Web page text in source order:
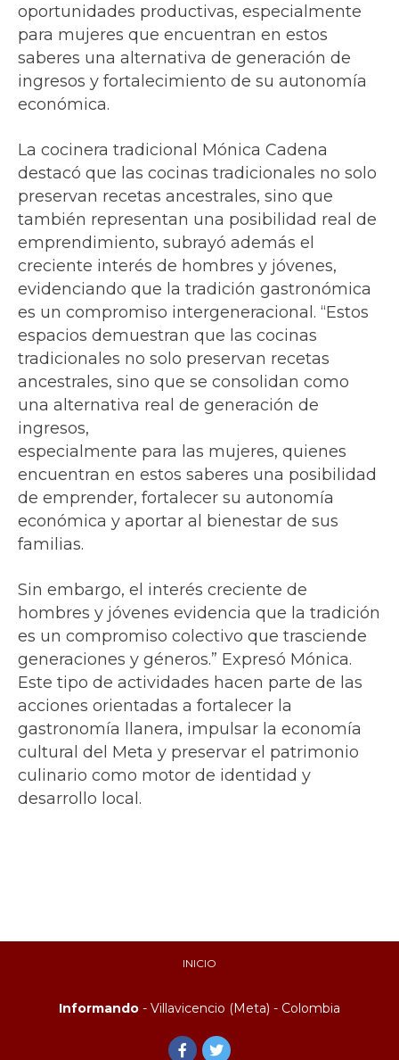
oportunidades productivas, especialmente
para mujeres que encuentran en estos
saberes una alternativa de generación de
ingresos y fortalecimiento de su autonomía
económica.
La cocinera tradicional Mónica Cadena
destacó que las cocinas tradicionales no solo
preservan recetas ancestrales, sino que
también representan una posibilidad real de
emprendimiento, subrayó además el
creciente interés de hombres y jóvenes,
evidenciando que la tradición gastronómica
es un compromiso intergeneracional. “Estos
espacios demuestran que las cocinas
tradicionales no solo preservan recetas
ancestrales, sino que se consolidan como
una alternativa real de generación de
ingresos,
especialmente para las mujeres, quienes
encuentran en estos saberes una posibilidad
de emprender, fortalecer su autonomía
económica y aportar al bienestar de sus
familias.
Sin embargo, el interés creciente de
hombres y jóvenes evidencia que la tradición
es un compromiso colectivo que trasciende
generaciones y géneros.” Expresó Mónica.
Este tipo de actividades hacen parte de las
acciones orientadas a fortalecer la
gastronomía llanera, impulsar la economía
cultural del Meta y preservar el patrimonio
culinario como motor de identidad y
desarrollo local.
INICIO
Informando - Villavicencio (Meta) - Colombia